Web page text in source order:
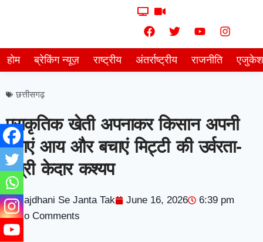
होम ब्रेकिंग न्यूज़ राष्ट्रीय अंतर्राष्ट्रीय राजनीति
छत्तीसगढ़
प्राकृतिक खेती अपनाकर किसान अपनी
बढ़ाएं आय और बचाएं मिट्टी की उर्वरता-
मंत्री केदार कश्यप
Rajdhani Se Janta Tak June 16, 2026
6:39 pm
No Comments